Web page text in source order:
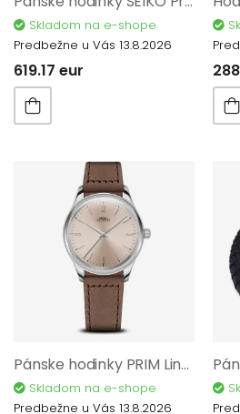
Skladom na e-shope
Predbežne u Vás 13.8.2026
619.17 eur
Pánske hodinky PRIM Linea Color Esence 40 Q - D W01P.13269.D
Skladom na e-shope
Predbežne u Vás 13.8.2026